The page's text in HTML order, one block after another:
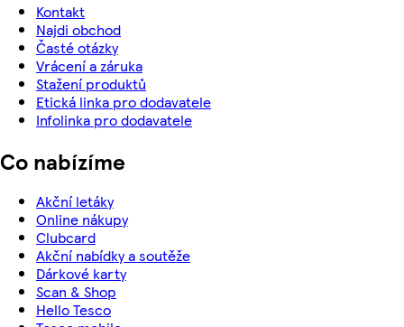
Kontakt
Najdi obchod
Časté otázky
Vrácení a záruka
Stažení produktů
Etická linka pro dodavatele
Infolinka pro dodavatele
Co nabízíme
Akční letáky
Online nákupy
Clubcard
Akční nabídky a soutěže
Dárkové karty
Scan & Shop
Hello Tesco